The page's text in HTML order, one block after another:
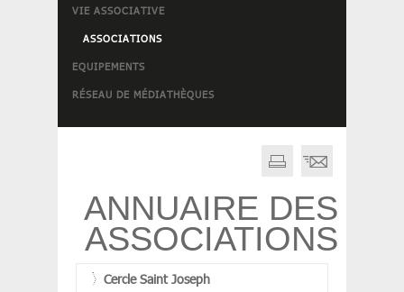
VIE ASSOCIATIVE
ASSOCIATIONS
EQUIPEMENTS
RÉSEAU DE MÉDIATHÈQUES
ANNUAIRE DES
ASSOCIATIONS
Cercle Saint Joseph